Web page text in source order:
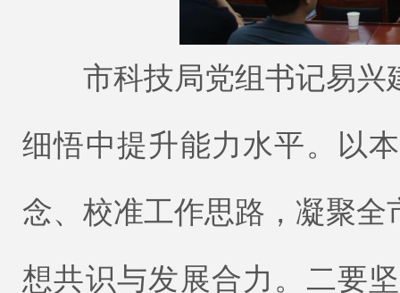
市科技局党组书记易兴
细悟中提升能力水平。以
念、校准工作思路，凝聚
想共识与发展合力。二要